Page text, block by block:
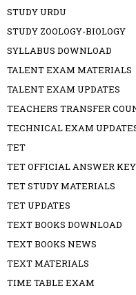
STUDY URDU
STUDY ZOOLOGY-BIOLOGY
SYLLABUS DOWNLOAD
TALENT EXAM MATERIALS
TALENT EXAM UPDATES
TEACHERS TRANSFER
TECHNICAL EXAM
TET
TET OFFICIAL ANSWER KEY
TET STUDY MATERIALS
TET UPDATES
TEXT BOOKS DOWNLOAD
TEXT BOOKS NEWS
TEXT MATERIALS
TIME TABLE EXAM